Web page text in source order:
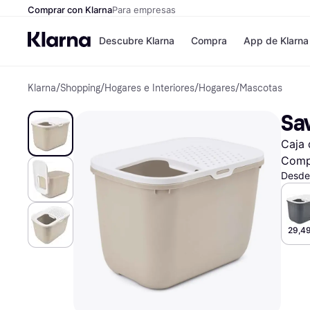
Comprar con KlarnaPara empresas
Descubre Klarna
Formas de pago
Paga ahora
Paga en 3 plazos
Paga en 30 días
Financiación
Klarna en Apple
Compra
Tiendas
Zalando
JD Sports
Directorio de
App de Klarna
Klarna/Shopping/Hogares e Interiores/Hogares/Mascotas
Caja